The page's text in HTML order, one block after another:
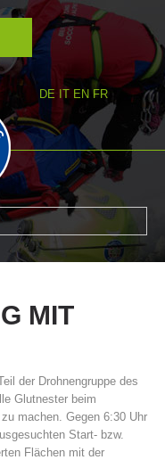
DE IT EN FR
MIT
der Drohnengruppe des
Glutnester beim
machen. Gegen 6:30 Uhr
Start- bzw.
Flächen mit der